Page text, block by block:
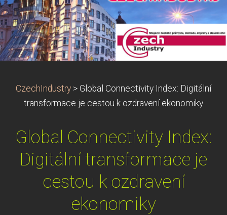
CzechIndustry > Global Connectivity Index: Digitální
transformace je cestou k ozdravení ekonomiky
Global Connectivity Index:
Digitální transformace je
cestou k ozdravení
ekonomiky